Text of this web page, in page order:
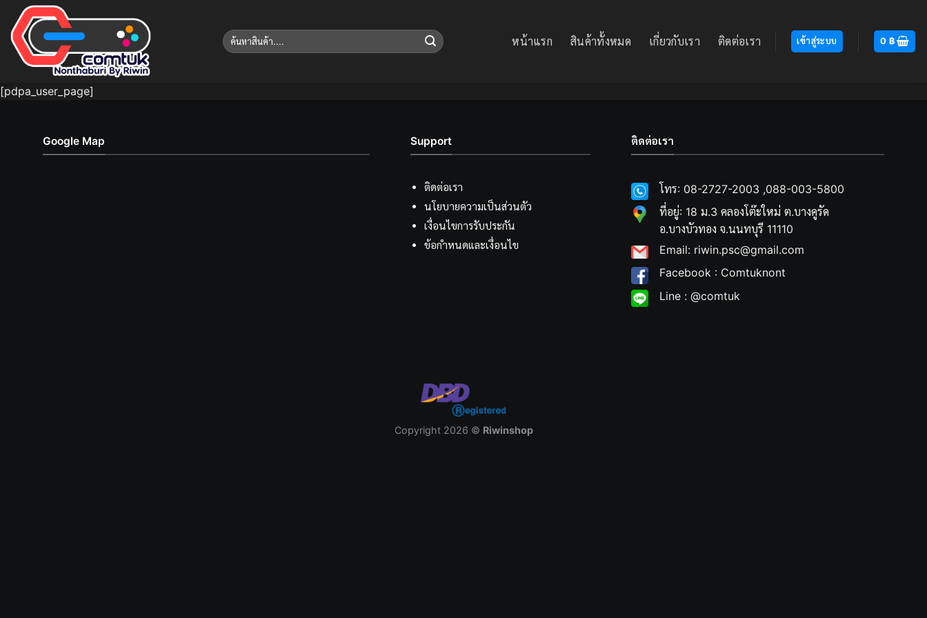
content
ค้นหา: หน้าแรก สินค้าทั้งหมด เกี่ยวกับเรา ติดต่อเรา เข้าสู่ระบบ 0 ฿
[pdpa_user_page]
Google Map Support
ติดต่อเรา
นโยบายความเป็นส่วนตัว
เงื่อนไขการรับประกัน
ข้อกำหนดและเงื่อนไข
ติดต่อเรา
โทร: 08-2727-2003 ,088-003-5800
ที่อยู่: 18 ม.3 คลองโต๊ะใหม่ ต.บางคูรัด
อ.บางบัวทอง จ.นนทบุรี 11110
Email: riwin.psc@gmail.com
Facebook : Comtuknont
Line : @comtuk
Copyright 2026 © Riwinshop